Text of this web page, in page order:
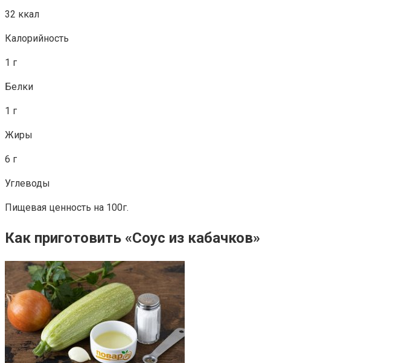
32 ккал
Калорийность
1 г
Белки
1 г
Жиры
6 г
Углеводы
Пищевая ценность на 100г.
Как приготовить «Соус из кабачков»